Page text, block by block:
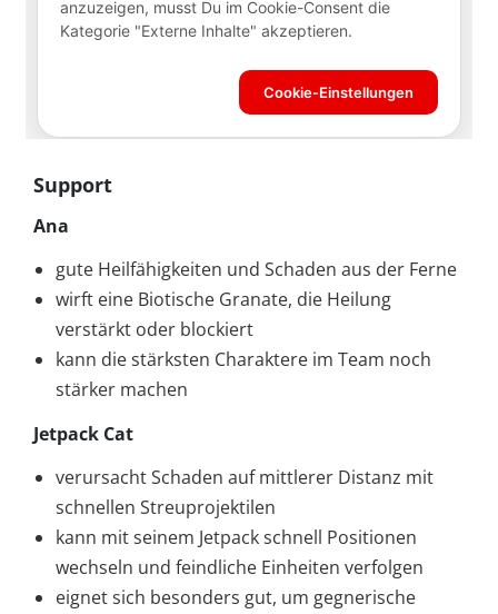
Support
Ana
gute Heilfähigkeiten und Schaden aus der Ferne
wirft eine Biotische Granate, die Heilung
verstärkt oder blockiert
kann die stärksten Charaktere im Team noch
stärker machen
Jetpack Cat
verursacht Schaden auf mittlerer Distanz mit
schnellen Streuprojektilen
kann mit seinem Jetpack schnell Positionen
wechseln und feindliche Einheiten verfolgen
eignet sich besonders gut, um gegnerische